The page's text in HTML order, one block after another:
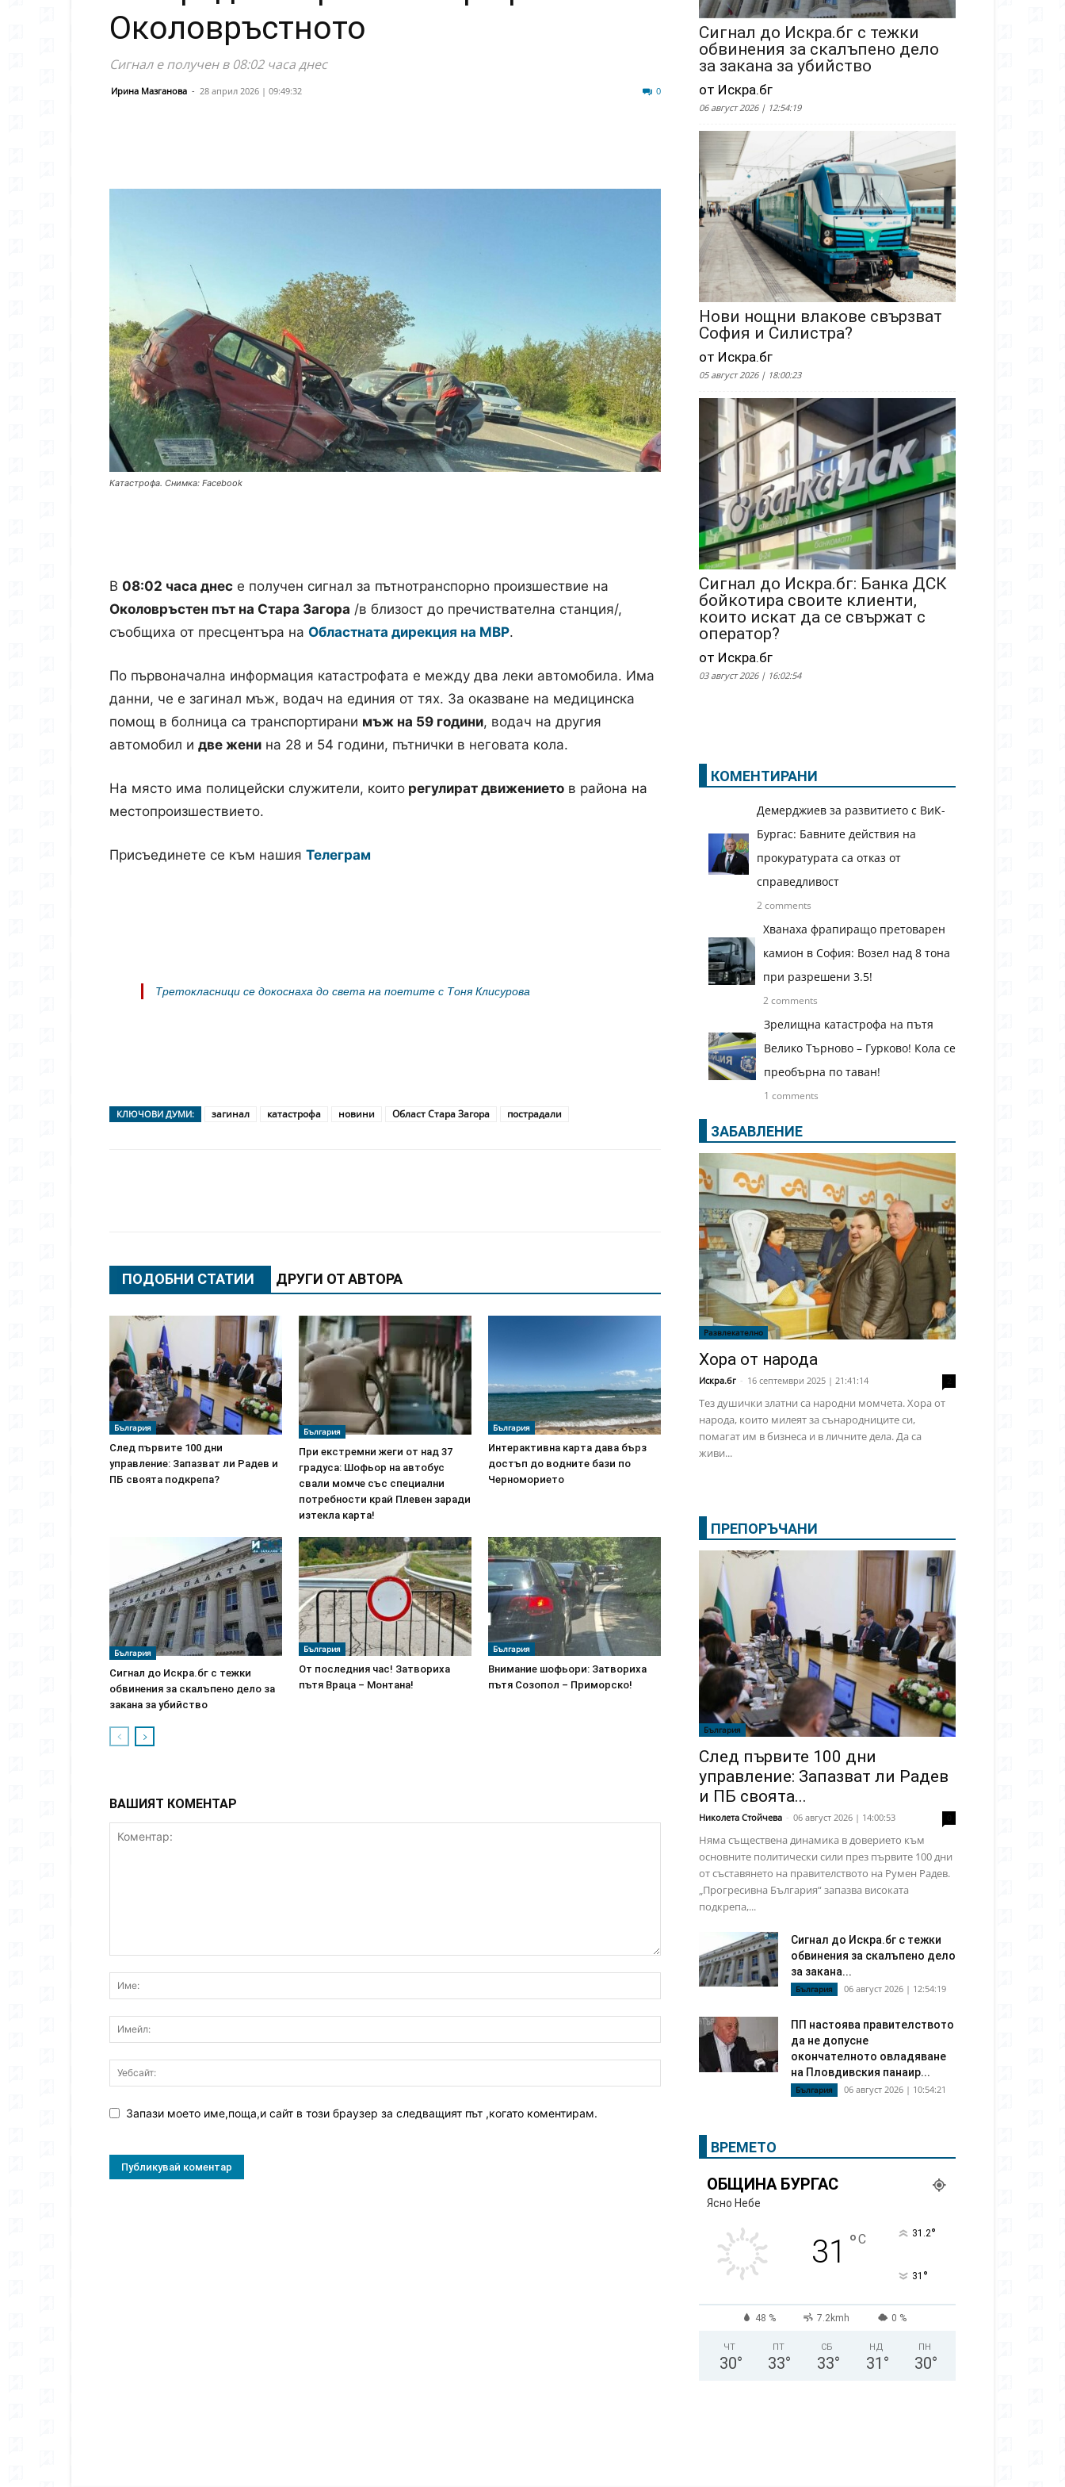
Околовръстното
Сигнал е получен в 08:02 часа днес
Ирина Мазганова - 28 април 2026 | 09:49:32 0
Катастрофа. Снимка: Facebook
В 08:02 часа днес е получен сигнал за пътнотранспорно произшествие на
Околовръстен път на Стара Загора /в близост до пречиствателна станция/,
съобщиха от пресцентъра на Областната дирекция на МВР.
По първоначална информация катастрофата е между два леки автомобила. Има
данни, че е загинал мъж, водач на единия от тях. За оказване на медицинска
помощ в болница са транспортирани мъж на 59 години, водач на другия
автомобил и две жени на 28 и 54 години, пътнички в неговата кола.
На място има полицейски служители, които регулират движението в района на
местопроизшествието.
Присъединете се към нашия Телеграм
Третокласници се докоснаха до света на поетите с Тоня Клисурова
КЛЮЧОВИ ДУМИ: загинал катастрофа новини Област Стара Загора пострадали
ПОДОБНИ СТАТИИ ДРУГИ ОТ АВТОРА
България
След първите 100 дни
управление: Запазват ли Радев и
ПБ своята подкрепа?
България
При екстремни жеги от над 37
градуса: Шофьор на автобус
свали момче със специални
потребности край Плевен заради
изтекла карта!
България
Интерактивна карта дава бърз
достъп до водните бази по
Черноморието
България
Сигнал до Искра.бг с тежки
обвинения за скалъпено дело за
закана за убийство
България
От последния час! Затвориха
пътя Враца – Монтана!
България
Внимание шофьори: Затвориха
пътя Созопол – Приморско!
ВАШИЯТ КОМЕНТАР
Запази моето име,поща,и сайт в този браузер за следващият път ,когато коментирам.
Сигнал до Искра.бг с тежки
обвинения за скалъпено дело
за закана за убийство
от Искра.бг
06 август 2026 | 12:54:19
Нови нощни влакове свързват
София и Силистра?
от Искра.бг
05 август 2026 | 18:00:23
Сигнал до Искра.бг: Банка ДСК
бойкотира своите клиенти,
които искат да се свържат с
оператор?
от Искра.бг
03 август 2026 | 16:02:54
КОМЕНТИРАНИ
Демерджиев за развитието с ВиК-
Бургас: Бавните действия на
прокуратурата са отказ от
справедливост
2 comments
Хванаха фрапиращо претоварен
камион в София: Возел над 8 тона
при разрешени 3.5!
2 comments
Зрелищна катастрофа на пътя
Велико Търново – Гурково! Кола се
преобърна по таван!
1 comments
ЗАБАВЛЕНИЕ
Развлекателно
Хора от народа
Искра.бг - 16 септември 2025 | 21:41:14
Тез душички златни са народни момчета. Хора от
народа, които милеят за сънародниците си,
помагат им в бизнеса и в личните дела. Да са
живи...
ПРЕПОРЪЧАНИ
България
След първите 100 дни
управление: Запазват ли Радев
и ПБ своята...
Николета Стойчева - 06 август 2026 | 14:00:53
Няма съществена динамика в доверието към
основните политически сили през първите 100 дни
от съставянето на правителството на Румен Радев.
„Прогресивна България“ запазва високата
подкрепа,...
Сигнал до Искра.бг с тежки
обвинения за скалъпено дело
за закана...
България 06 август 2026 | 12:54:19
ПП настоява правителството
да не допусне
окончателното овладяване
на Пловдивския панаир...
България 06 август 2026 | 10:54:21
ВРЕМЕТО
ОБЩИНА БУРГАС
Ясно Небе
31 °C 31.2°
31 °
48 % 7.2kmh 0 %
ЧТ
30°
ПТ
33°
СБ
33°
НД
31 °
ПН
30°